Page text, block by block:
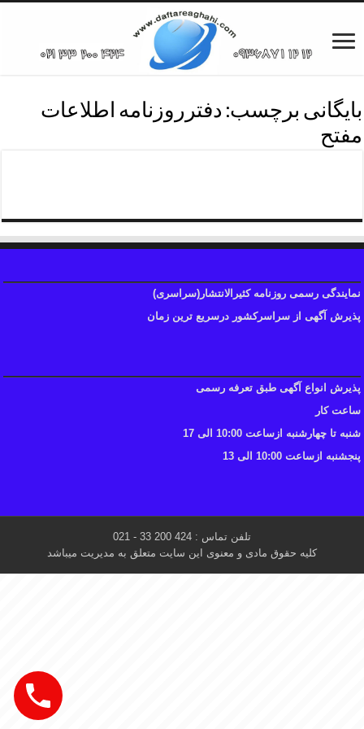
بایگانی برچسب: دفترروزنامه اطلاعات
مفتح
نمایندگی رسمی روزنامه کثیرالانتشار(سراسری)
پذیرش آگهی از سراسرکشور درسریع ترین زمان
پذیرش انواع آگهی طبق تعرفه رسمی
ساعت کار
شنبه تا چهارشنبه ازساعت 10:00 الی 17
پنجشنبه ازساعت 10:00 الی 13
تلفن تماس : 424 200 33 - 021
کلیه حقوق مادی و معنوی این سایت متعلق به مدیریت میباشد